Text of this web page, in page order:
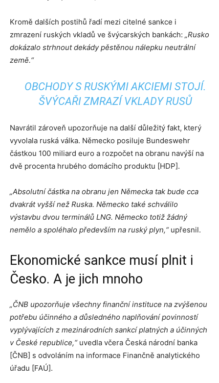
Kromě dalších postihů řadí mezi citelné sankce i
zmrazení ruských vkladů ve švýcarských bankách: „Rusko
dokázalo strhnout dekády pěstěnou nálepku neutrální
země.“
OBCHODY S RUSKÝMI AKCIEMI STOJÍ.
ŠVÝCAŘI ZMRAZÍ VKLADY RUSŮ
Navrátil zároveň upozorňuje na další důležitý fakt, který
vyvolala ruská válka. Německo posiluje Bundeswehr
částkou 100 miliard euro a rozpočet na obranu navýší na
dvě procenta hrubého domácího produktu [HDP].
„Absolutní částka na obranu jen Německa tak bude cca
dvakrát vyšší než Ruska. Německo také schválilo
výstavbu dvou terminálů LNG. Německo totiž žádný
nemělo a spoléhalo především na ruský plyn,“upřesnil.
Ekonomické sankce musí plnit i
Česko. A je jich mnoho
„ČNB upozorňuje všechny finanční instituce na zvýšenou
potřebu účinného a důsledného naplňování povinností
vyplývajících z mezinárodních sankcí platných a účinných
v České republice,“uvedla včera Česká národní banka
[ČNB] s odvoláním na informace Finančně analytického
úřadu [FAÚ].